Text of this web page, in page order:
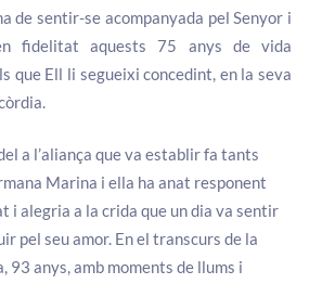
de sentir-se acompanyada pel Senyor i
fidelitat aquests 75 anys de vida
que Ell li segueixi concedint, en la seva
a l’aliança que va establir fa tants
Marina i ella ha anat responent
i alegria a la crida que un dia va sentir
pel seu amor. En el transcurs de la
93 anys, amb moments de llums i